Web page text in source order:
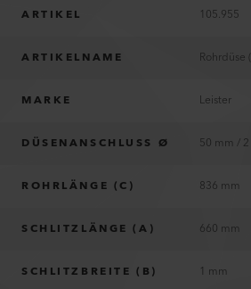
ARTIKEL 105.955
ARTIKELNAME
MARKE Leister
DÜSENANSCHLUSS Ø 50 mm /
ROHRLÄNGE (C) 836 mm
SCHLITZLÄNGE (A) 660 mm
SCHLITZBREITE (B) 1 mm